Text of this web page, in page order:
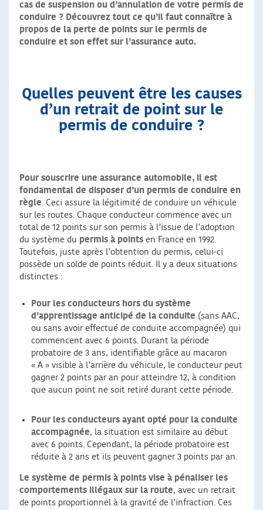
cas de suspension ou d’annulation de votre permis de
conduire ? Découvrez tout ce qu’il faut connaître à
propos de la perte de points sur le permis de
conduire et son effet sur l’assurance auto.
Quelles peuvent être les causes
d’un retrait de point sur le
permis de conduire ?
Pour souscrire une assurance automobile, il est
fondamental de disposer d’un permis de conduire en
règle. Ceci assure la légitimité de conduire un véhicule
sur les routes. Chaque conducteur commence avec un
total de 12 points sur son permis à l’issue de l’adoption
du système du permis à points en France en 1992.
Toutefois, juste après l’obtention du permis, celui-ci
possède un solde de points réduit. Il y a deux situations
distinctes :
Pour les conducteurs hors du système
d’apprentissage anticipé de la conduite (sans AAC,
ou sans avoir effectué de conduite accompagnée) qui
commencent avec 6 points. Durant la période
probatoire de 3 ans, identifiable grâce au macaron
« A » visible à l’arrière du véhicule, le conducteur peut
gagner 2 points par an pour atteindre 12, à condition
que aucun point ne soit retiré durant cette période.
Pour les conducteurs ayant opté pour la conduite
accompagnée, la situation est similaire au début
avec 6 points. Cependant, la période probatoire est
réduite à 2 ans et ils peuvent gagner 3 points par an.
Le système de permis à points vise à pénaliser les
comportements illégaux sur la route, avec un retrait
de points proportionnel à la gravité de l’infraction. Ces